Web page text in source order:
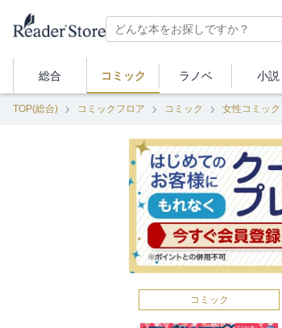
総合 コミック ラノベ 小説
TOP(総合) コミックフロア コミック 女性コミック
コミック